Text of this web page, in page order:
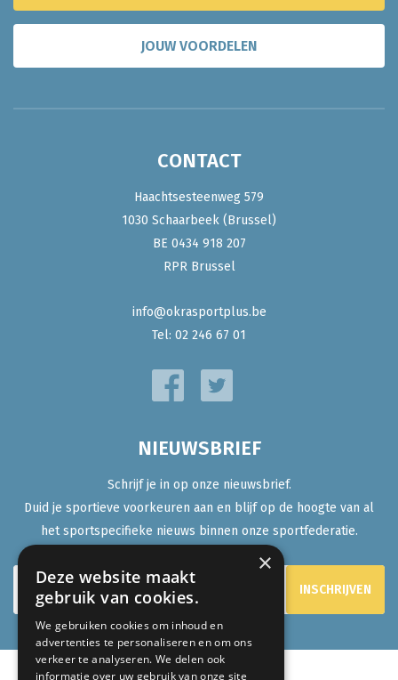
JOUW VOORDELEN
CONTACT
Haachtsesteenweg 579
1030 Schaarbeek (Brussel)
BE 0434 918 207
RPR Brussel
info@okrasportplus.be
Tel: 02 246 67 01
NIEUWSBRIEF
Schrijf je in op onze nieuwsbrief.
Duid je sportieve voorkeuren aan en blijf op de hoogte van al
het sportspecifieke nieuws binnen onze sportfederatie.
×
Deze website maakt
gebruik van cookies.
We gebruiken cookies om inhoud en
advertenties te personaliseren en om ons
verkeer te analyseren. We delen ook
informatie over uw gebruik van onze site